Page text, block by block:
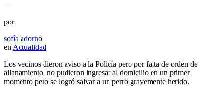
—
por
sofía adorno
en Actualidad
Los vecinos dieron aviso a la Policía pero por falta de orden de
allanamiento, no pudieron ingresar al domicilio en un primer
momento pero se logró salvar a un perro gravemente herido.